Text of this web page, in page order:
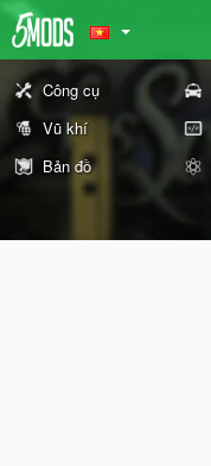
Công cụ
Vũ khí
Bản đồ